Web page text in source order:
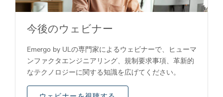
今後のウェビナー
Emergo by ULの専門家によるウェビナーで、ヒューマ
ンファクタエンジニアリング、規制要求事項、革新的
なテクノロジーに関する知識を広げてください。